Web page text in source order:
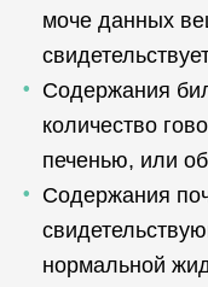
моче данных
Содержания
количество
печенью, или
Содержания
нормальной